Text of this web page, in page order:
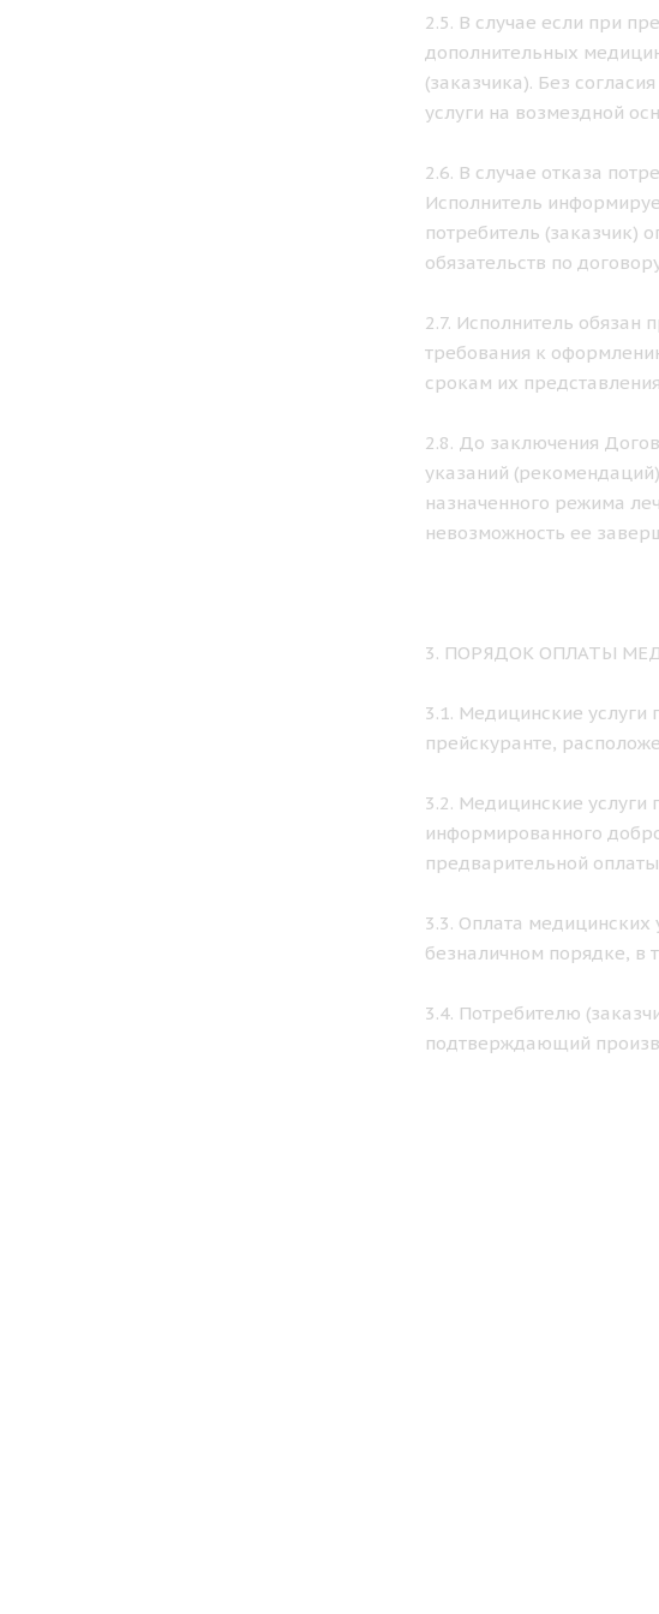
2.5. В случае если при
дополнительных
(заказчика). Без
услуги на возмездной
2.6. В случае отказа
Исполнитель
потребитель (заказчик)
обязательств по
2.7. Исполнитель обязан
требования к
срокам их
2.8. До заключения
указаний
назначенного режима
невозможность ее
3. ПОРЯДОК ОПЛАТЫ
3.1. Медицинские
прейскуранте,
3.2. Медицинские услуги
информированного
предварительной оплаты
3.3. Оплата медицинских
безналичном порядке, в
3.4. Потребителю
подтверждающий